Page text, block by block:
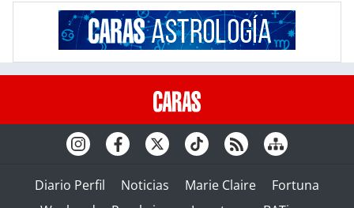
Diario Perfil Noticias Marie Claire
Fortuna